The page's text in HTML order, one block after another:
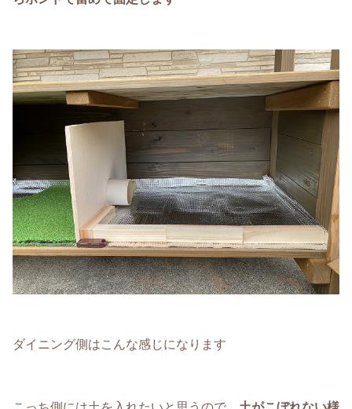
ダイニング側はこんな感じになります